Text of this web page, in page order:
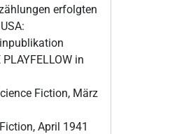
erfolgten
in
Fiction, März
April 1941